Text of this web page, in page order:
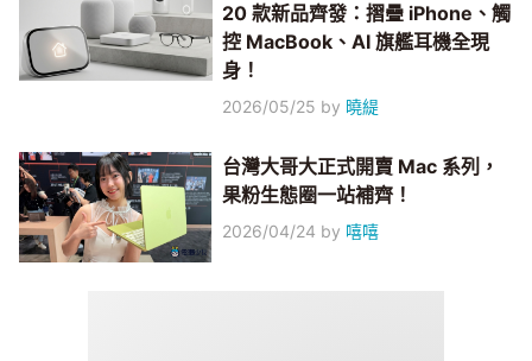
20 款新品齊發：摺疊 iPhone、觸
控 MacBook、AI 旗艦耳機全現
身！
2026/05/25 by 曉緹
台灣大哥大正式開賣 Mac 系列，
果粉生態圈一站補齊！
2026/04/24 by 嘻嘻